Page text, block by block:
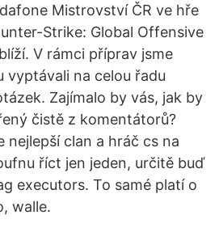
Mistrovství ČR ve hře
Strike: Global Offensive
V rámci příprav jsme
vyptávali na celou řadu
Zajímalo by vás, jak by
čistě z komentátorů?
nejlepší clan a hráč cs na
říct jen jeden, určitě buď
executors. To samé platí o
walle.